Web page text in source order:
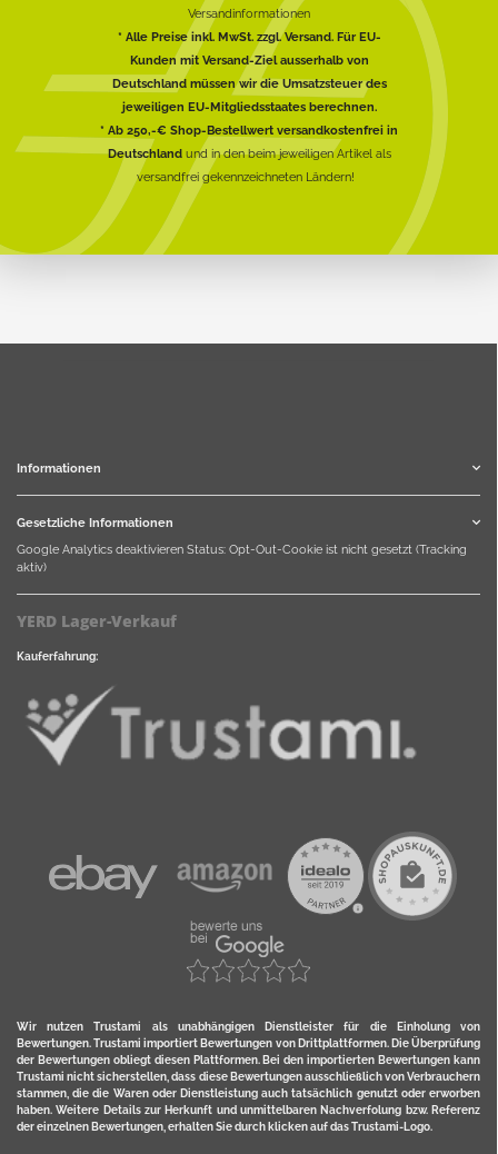
Versandinformationen
* Alle Preise inkl. MwSt. zzgl. Versand. Für EU-
Kunden mit Versand-Ziel ausserhalb von
Deutschland müssen wir die Umsatzsteuer des
jeweiligen EU-Mitgliedsstaates berechnen.
* Ab 250,-€ Shop-Bestellwert versandkostenfrei in
Deutschlandund in den beim jeweiligen Artikel als
versandfrei gekennzeichneten Ländern!
Informationen
Gesetzliche Informationen
Google Analytics deaktivieren Status: Opt-Out-Cookie ist nicht gesetzt (Tracking
aktiv)
YERD Lager-Verkauf
Kauferfahrung:
Wir nutzen Trustami als unabhängigen Dienstleister für die Einholung von
Bewertungen. Trustami importiert Bewertungen von Drittplattformen. Die Überprüfung
der Bewertungen obliegt diesen Plattformen. Bei den importierten Bewertungen kann
Trustami nicht sicherstellen, dass diese Bewertungen ausschließlich von Verbrauchern
stammen, die die Waren oder Dienstleistung auch tatsächlich genutzt oder erworben
haben. Weitere Details zur Herkunft und unmittelbaren Nachverfolung bzw. Referenz
der einzelnen Bewertungen, erhalten Sie durch klicken auf das Trustami-Logo.